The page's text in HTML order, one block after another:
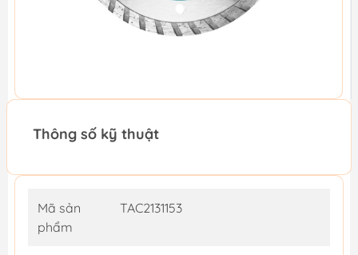
Thông số kỹ thuật
Mã sản
phẩm
TAC2131153